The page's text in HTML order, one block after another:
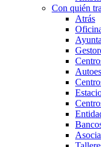
Con quién
Atrás